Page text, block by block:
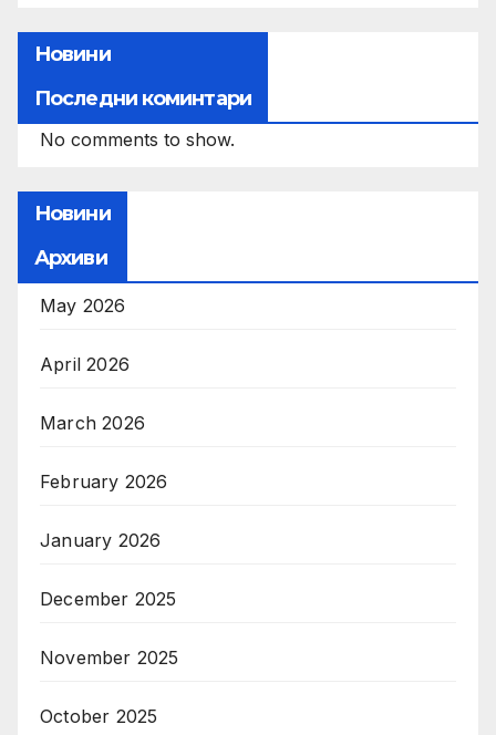
Новини
Последни коминтари
No comments to show.
Новини
Архиви
May 2026
April 2026
March 2026
February 2026
January 2026
December 2025
November 2025
October 2025